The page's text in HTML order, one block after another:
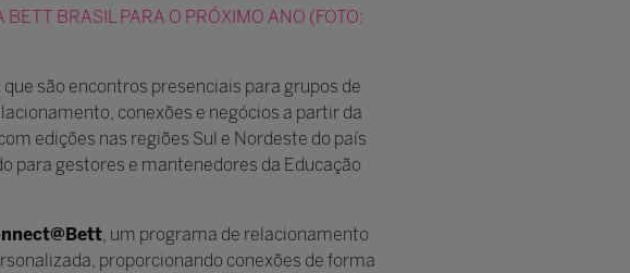
BRASIL PARA O PRÓXIMO ANO (FOTO:
que são encontros presenciais para grupos de
conexões e negócios a partir da
edições nas regiões Sul e Nordeste do país
para gestores e mantenedores da Educação
, um programa de relacionamento
proporcionando conexões de forma